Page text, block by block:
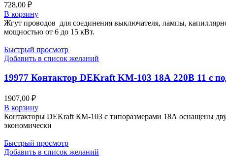
728,00 ₽
В корзину
Жгут проводов для соединения выключателя, лампы,
мощностью от 6 до 15 кВт.
Быстрый просмотр
Добавить в список желаний
19977 Контактор DEKraft KM-103 18А 220В 11 с
1907,00 ₽
В корзину
Контакторы DEKraft КМ-103 с типоразмерами 18А оснащены
экономически
Быстрый просмотр
Добавить в список желаний